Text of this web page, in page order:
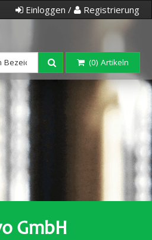
Einloggen / Registrierung
(0) Artikeln
GmbH